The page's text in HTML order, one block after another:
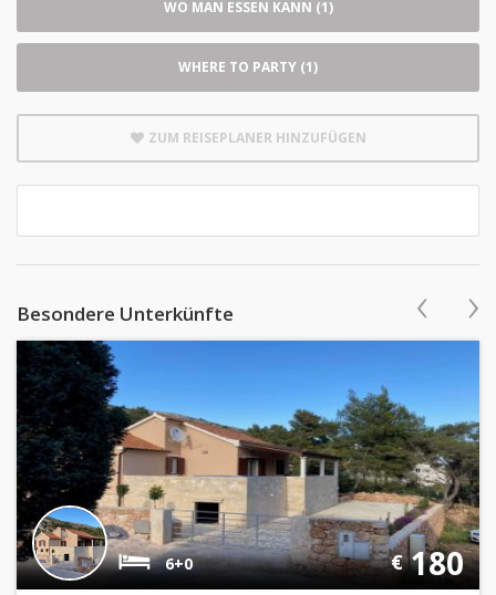
WO MAN ESSEN KANN (1)
WHERE TO PARTY (1)
ZUM REISEPLANER HINZUFÜGEN
Besondere Unterkünfte
6+0 €180
‹ ›